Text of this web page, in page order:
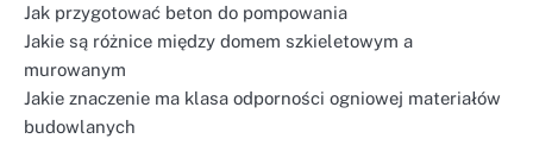
Jak przygotować beton do pompowania
Jakie są różnice między domem szkieletowym a
murowanym
Jakie znaczenie ma klasa odporności ogniowej materiałów
budowlanych